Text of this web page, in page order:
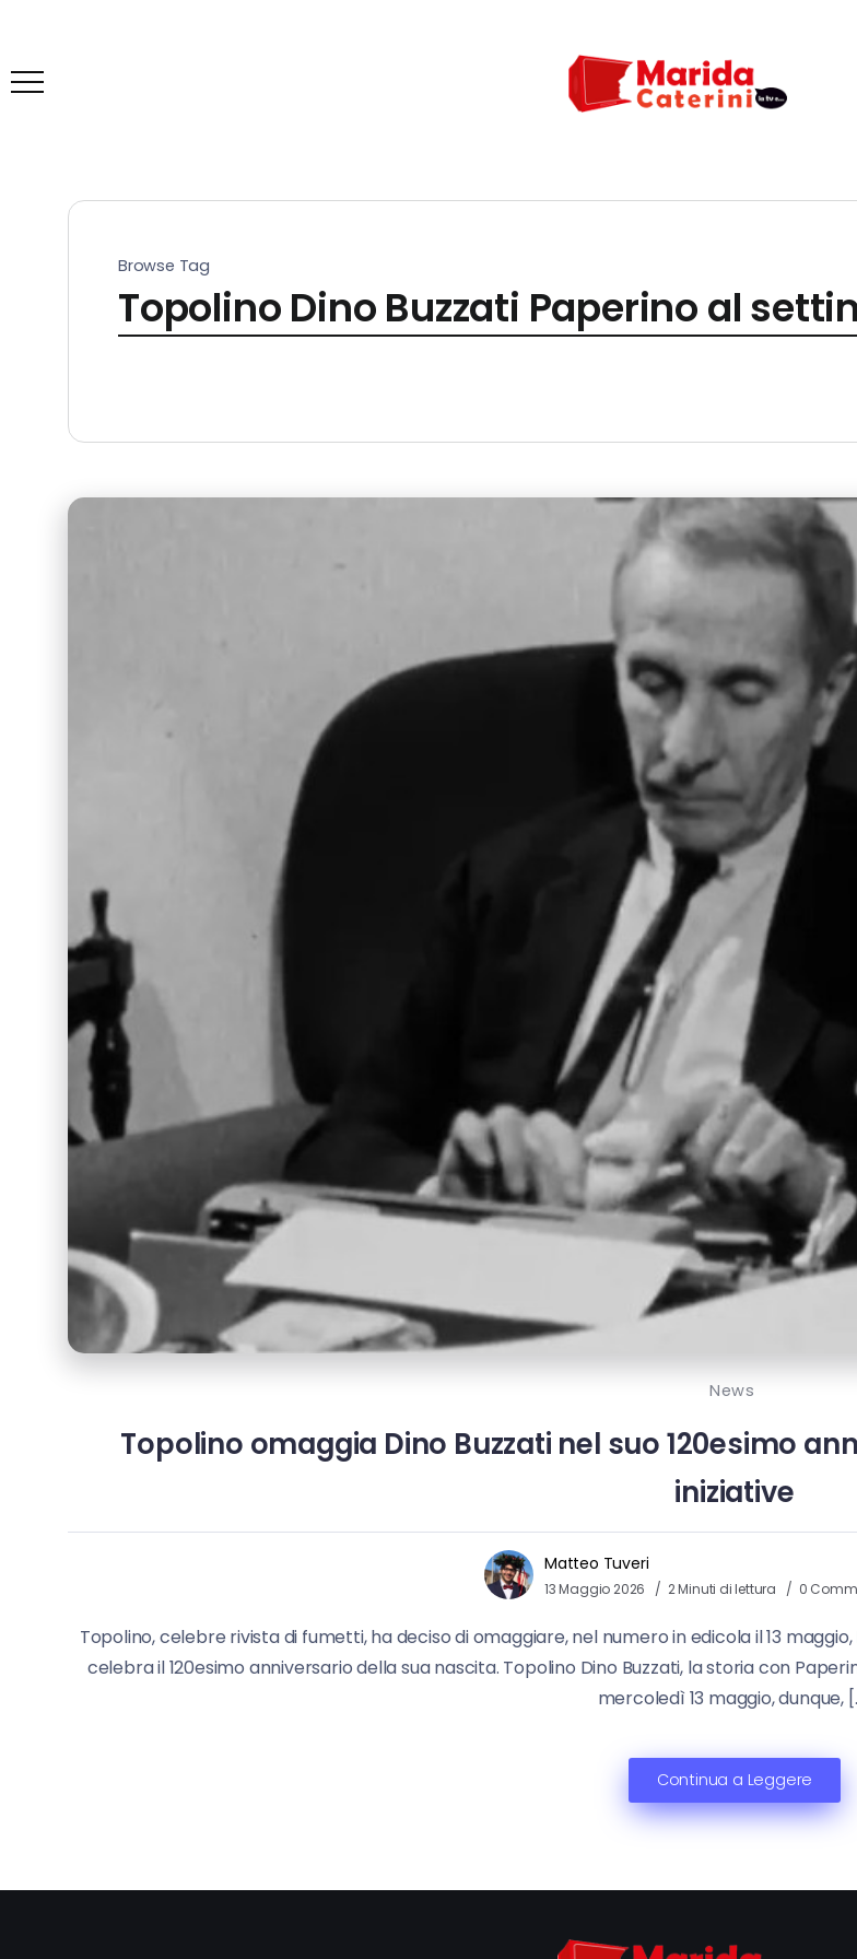
Browse Tag
Topolino Dino Buzzati Paperino al
News
Topolino omaggia Dino Buzzati nel suo 120esimo
iniziative
Matteo Tuveri
13 Maggio 2026 2 Minuti di lettura 0
Topolino, celebre rivista di fumetti, ha deciso di omaggiare, nel numero in edicola il 13
celebra il 120esimo anniversario della sua nascita. Topolino Dino Buzzati, la storia con
mercoledì 13 maggio, dunque,
Continua a Leggere